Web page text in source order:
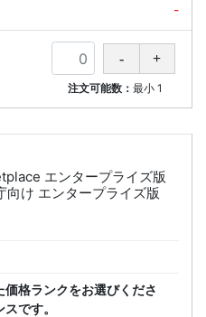
-
注文可能数：最小 1
エンタープライズ版
け エンタープライズ版
格ランクをお選びくださ
です。